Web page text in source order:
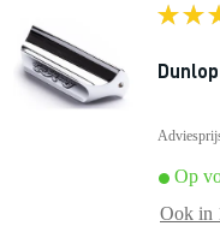
Op
Ook in